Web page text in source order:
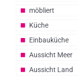
möbliert
Küche
Einbauküche
Aussicht Meer
Aussicht Land